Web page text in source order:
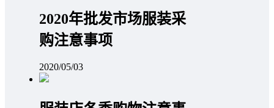
2020年批发市场服装采
购注意事项
2020/05/03